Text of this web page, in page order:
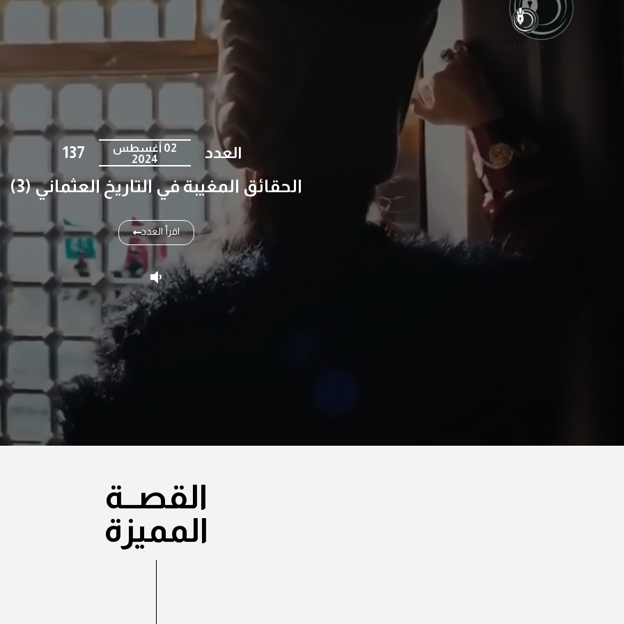
العدد
02 أغسطس
2024
137
الحقائق المغيبة في التاريخ العثماني (3)
اقرأ العدد
القصــة
المميزة